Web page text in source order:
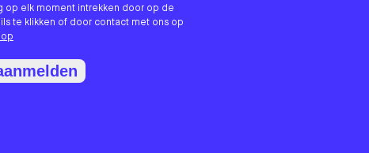
op elk moment intrekken door op de
te klikken of door contact met ons op